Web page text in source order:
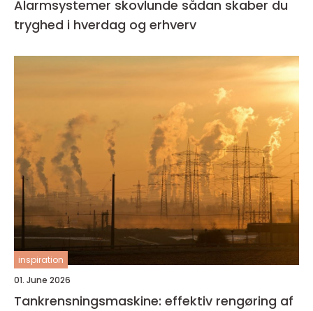
Alarmsystemer skovlunde sådan skaber du
tryghed i hverdag og erhverv
inspiration
01. June 2026
Tankrensningsmaskine: effektiv rengøring af